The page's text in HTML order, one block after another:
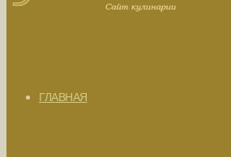
ГЛАВНАЯ